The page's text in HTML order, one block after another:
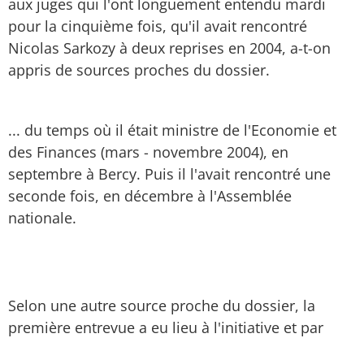
aux juges qui l'ont longuement entendu mardi
pour la cinquième fois, qu'il avait rencontré
Nicolas Sarkozy à deux reprises en 2004, a-t-on
appris de sources proches du dossier.
... du temps où il était ministre de l'Economie et
des Finances (mars - novembre 2004), en
septembre à Bercy. Puis il l'avait rencontré une
seconde fois, en décembre à l'Assemblée
nationale.
Selon une autre source proche du dossier, la
première entrevue a eu lieu à l'initiative et par